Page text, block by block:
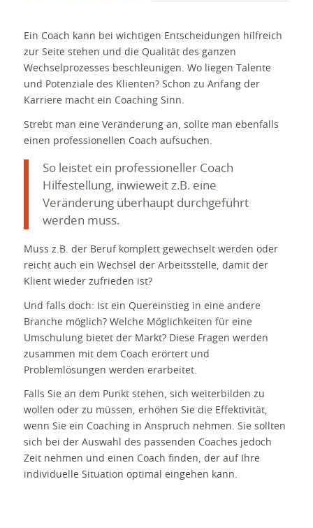
Ein Coach kann bei wichtigen Entscheidungen hilfreich
zur Seite stehen und die Qualität des ganzen
Wechselprozesses beschleunigen. Wo liegen Talente
und Potenziale des Klienten? Schon zu Anfang der
Karriere macht ein Coaching Sinn.
Strebt man eine Veränderung an, sollte man ebenfalls
einen professionellen Coach aufsuchen.
So leistet ein professioneller Coach
Hilfestellung, inwieweit z.B. eine
Veränderung überhaupt durchgeführt
werden muss.
Muss z.B. der Beruf komplett gewechselt werden oder
reicht auch ein Wechsel der Arbeitsstelle, damit der
Klient wieder zufrieden ist?
Und falls doch: Ist ein Quereinstieg in eine andere
Branche möglich? Welche Möglichkeiten für eine
Umschulung bietet der Markt? Diese Fragen werden
zusammen mit dem Coach erörtert und
Problemlösungen werden erarbeitet.
Falls Sie an dem Punkt stehen, sich weiterbilden zu
wollen oder zu müssen, erhöhen Sie die Effektivität,
wenn Sie ein Coaching in Anspruch nehmen. Sie sollten
sich bei der Auswahl des passenden Coaches jedoch
Zeit nehmen und einen Coach finden, der auf Ihre
individuelle Situation optimal eingehen kann.